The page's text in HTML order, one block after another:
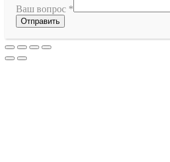
Ваш вопрос *
Отправить